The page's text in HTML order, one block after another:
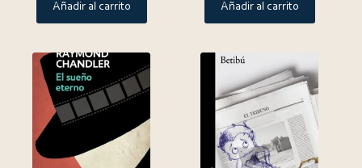
Añadir al carrito Añadir al carrito